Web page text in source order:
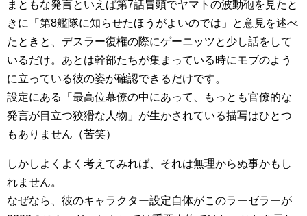
まともな発言といえば第7話冒頭でヤマトの波動砲を見たと
きに「第8艦隊に知らせたほうがよいのでは」と意見を述べ
たときと、デスラー復権の際にゲーニッツと少し話をして
いるだけ。あとは幹部たちが集まっている時にモブのよう
に立っている彼の姿が確認できるだけです。
設定にある「最高位幕僚の中にあって、もっとも官僚的な
発言が目立つ狡猾な人物」が生かされている描写はひとつ
もありません（苦笑）
しかしよくよく考えてみれば、それは無理からぬ事かもし
れません。
なぜなら、彼のキャラクター設定自体がこのラーゼラーが